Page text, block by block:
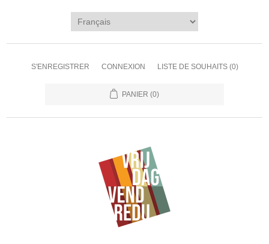
S'ENREGISTRER CONNEXION LISTE DE SOUHAITS (0)
PANIER (0)